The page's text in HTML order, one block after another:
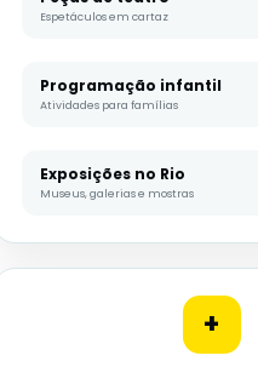
Espetáculos em cartaz
Programação infantil
Atividades para famílias
Exposições no Rio
Museus, galerias e mostras
+